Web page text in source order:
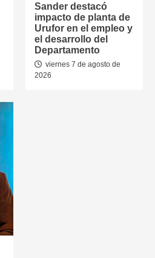
Sander destacó
impacto de planta de
Urufor en el empleo y
el desarrollo del
Departamento
viernes 7 de agosto de
2026